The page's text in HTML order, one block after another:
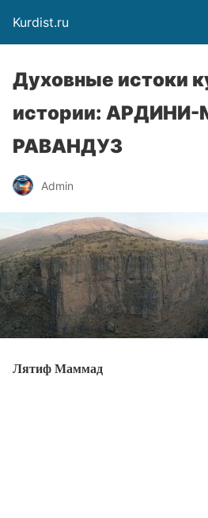
Kurdist.ru
Духовные истоки
истории:
РАВАНДУЗ
Admin
Лятиф Маммад